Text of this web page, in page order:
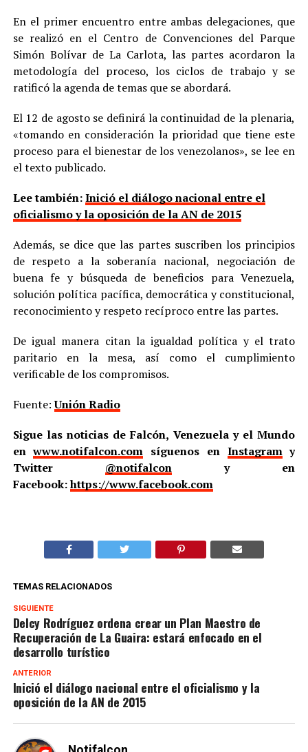
En el primer encuentro entre ambas delegaciones, que
se realizó en el Centro de Convenciones del Parque
Simón Bolívar de La Carlota, las partes acordaron la
metodología del proceso, los ciclos de trabajo y se
ratificó la agenda de temas que se abordará.
El 12 de agosto se definirá la continuidad de la plenaria,
«tomando en consideración la prioridad que tiene este
proceso para el bienestar de los venezolanos», se lee en
el texto publicado.
Lee también:Inició el diálogo nacional entre el
oficialismo y la oposición de la AN de 2015
Además, se dice que las partes suscriben los principios
de respeto a la soberanía nacional, negociación de
buena fe y búsqueda de beneficios para Venezuela,
solución política pacífica, democrática y constitucional,
reconocimiento y respeto recíproco entre las partes.
De igual manera citan la igualdad política y el trato
paritario en la mesa, así como el cumplimiento
verificable de los compromisos.
Fuente:Unión Radio
Sigue las noticias de Falcón, Venezuela y el Mundo
enwww.notifalcon.com síguenos en Instagramy
Twitter @notifalcony en
Facebook:https://www.facebook.com
TEMAS RELACIONADOS
SIGUIENTE
Delcy Rodríguez ordena crear un Plan Maestro de
Recuperación de La Guaira: estará enfocado en el
desarrollo turístico
ANTERIOR
Inició el diálogo nacional entre el oficialismo y la
oposición de la AN de 2015